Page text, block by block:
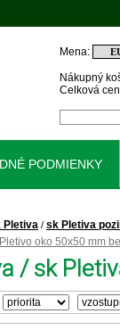
Pletiva / sk Pletiva
oko 50x50 mm
/ sk
Nákupný
Celková
Mena:
PODMIENKY